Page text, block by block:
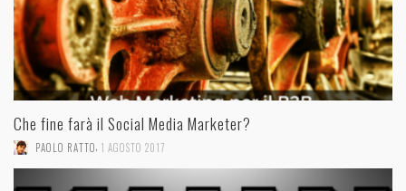
Che fine farà il Social Media Marketer?
PAOLO RATTO, 1 AGOSTO 2017